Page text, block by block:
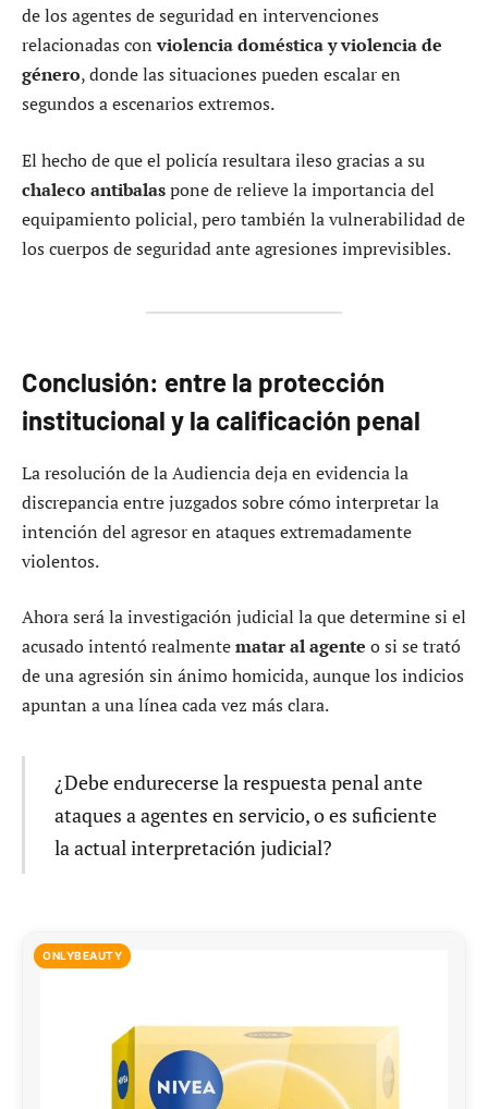
de los agentes de seguridad en intervenciones
relacionadas conviolencia doméstica y violencia de
género, donde las situaciones pueden escalar en
segundos a escenarios extremos.
El hecho de que el policía resultara ileso gracias a su
chaleco antibalaspone de relieve la importancia del
equipamiento policial, pero también la vulnerabilidad de
los cuerpos de seguridad ante agresiones imprevisibles.
Conclusión: entre la protección
institucional y la calificación penal
La resolución de la Audiencia deja en evidencia la
discrepancia entre juzgados sobre cómo interpretar la
intención del agresor en ataques extremadamente
violentos.
Ahora será la investigación judicial la que determine si el
acusado intentó realmentematar al agente o si se trató
de una agresión sin ánimo homicida, aunque los indicios
apuntan a una línea cada vez más clara.
¿Debe endurecerse la respuesta penal ante
ataques a agentes en servicio, o es suficiente
la actual interpretación judicial?
ONLYBEAUTY